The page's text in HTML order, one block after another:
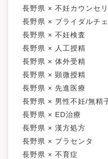
長野県 × 不妊カウンセ
長野県 × ブライダルチ
長野県 × 不妊検査
長野県 × 人工授精
長野県 × 体外受精
長野県 × 顕微授精
長野県 × 先進医療
長野県 × 男性不妊/無精
長野県 × ED治療
長野県 × 漢方処方
長野県 × プラセンタ
長野県 × 不育症